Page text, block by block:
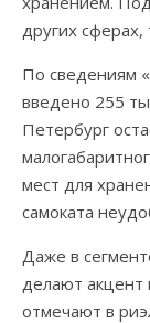
других сферах,
По сведениям
введено 255
Петербург
мест для
самоката
Даже в
делают акцент
отмечают в